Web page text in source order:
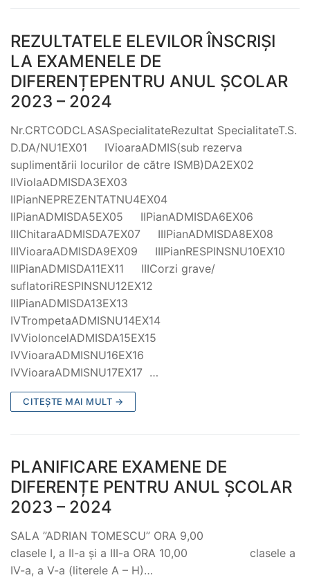
REZULTATELE ELEVILOR ÎNSCRIȘI
LA EXAMENELE DE
DIFERENȚEPENTRU ANUL ȘCOLAR
2023 – 2024
Nr.CRTCODCLASASpecialitateRezultat SpecialitateT.S.
D.DA/NU1EX01 IVioaraADMIS(sub rezerva
suplimentării locurilor de către ISMB)DA2EX02
IIViolaADMISDA3EX03
IIPianNEPREZENTATNU4EX04
IIPianADMISDA5EX05 IIPianADMISDA6EX06
IIIChitaraADMISDA7EX07 IIIPianADMISDA8EX08
IIIVioaraADMISDA9EX09 IIIPianRESPINSNU10EX10
IIIPianADMISDA11EX11 IIICorzi grave/
suflatoriRESPINSNU12EX12
IIIPianADMISDA13EX13
IVTrompetaADMISNU14EX14
IVVioloncelADMISDA15EX15
IVVioaraADMISNU16EX16
IVVioaraADMISNU17EX17 …
CITEȘTE MAI MULT →
PLANIFICARE EXAMENE DE
DIFERENȚE PENTRU ANUL ȘCOLAR
2023 – 2024
SALA ”ADRIAN TOMESCU” ORA 9,00
clasele I, a II-a și a III-a ORA 10,00 clasele a
IV-a, a V-a (literele A – H)…